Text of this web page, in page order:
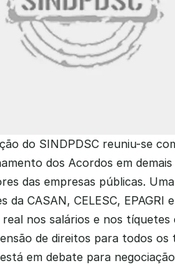
do SINDPDSC reuniu-se
dos Acordos em
das empresas públicas.
CASAN, CELESC, EPAGRI
nos salários e nos
de direitos para todos
em debate para